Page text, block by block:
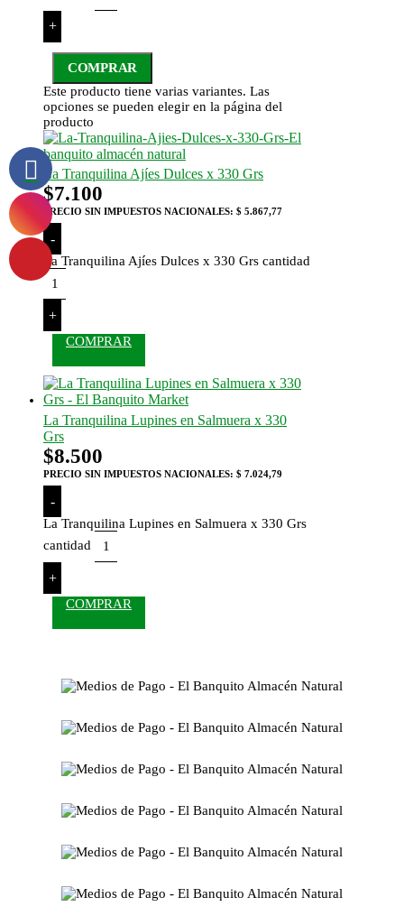
+
COMPRAR
Este producto tiene varias variantes. Las
opciones se pueden elegir en la página del
producto
La Tranquilina Ajíes Dulces x 330 Grs
$7.100
PRECIO SIN IMPUESTOS NACIONALES: $ 5.867,77
-
La Tranquilina Ajíes Dulces x 330 Grs cantidad
+
COMPRAR
La Tranquilina Lupines en Salmuera x 330
Grs
$8.500
PRECIO SIN IMPUESTOS NACIONALES: $ 7.024,79
-
La Tranquilina Lupines en Salmuera x 330 Grs
cantidad
+
COMPRAR